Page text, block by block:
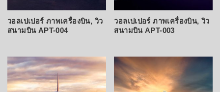
วอลเปเปอร์ ภาพเครื่องบิน, วิว
สนามบิน APT-004
วอลเปเปอร์ ภาพเครื่องบิน, วิว
สนามบิน APT-003